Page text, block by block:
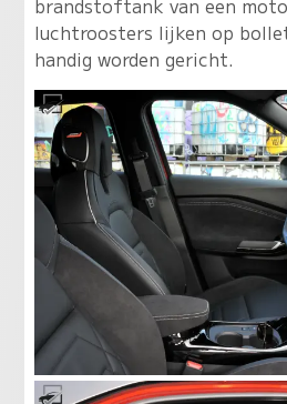
luchtroosters lijken op
handig worden gericht.